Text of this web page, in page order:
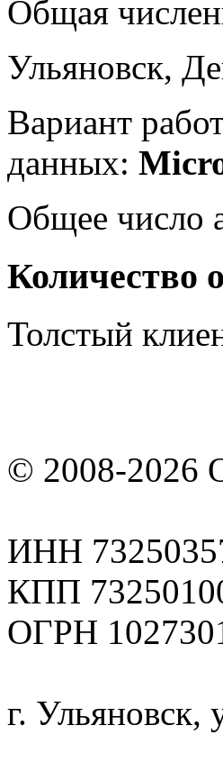
Общая
Ульяновск,
Вариант
данных:
Общее число
Количество
Толстый
© 2008-2026
ИНН
КПП
ОГРН
г. Ульяновск,